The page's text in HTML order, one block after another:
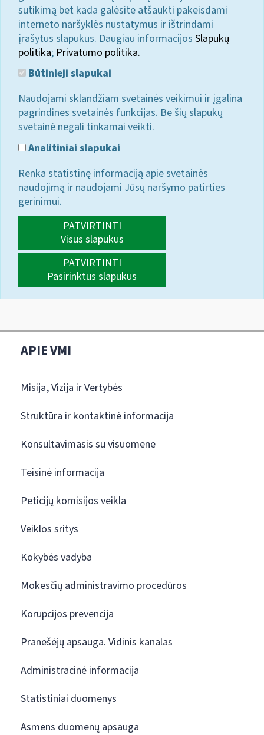
sutikimą bet kada galėsite atšaukti pakeisdami
interneto naršyklės nustatymus ir ištrindami
įrašytus slapukus. Daugiau informacijos Slapukų
politika; Privatumo politika.
Būtinieji slapukai
Naudojami sklandžiam svetainės veikimui ir įgalina
pagrindines svetainės funkcijas. Be šių slapukų
svetainė negali tinkamai veikti.
Analitiniai slapukai
Renka statistinę informaciją apie svetainės
naudojimą ir naudojami Jūsų naršymo patirties
gerinimui.
PATVIRTINTI
Visus slapukus
PATVIRTINTI
Pasirinktus slapukus
APIE VMI
Misija, Vizija ir Vertybės
Struktūra ir kontaktinė informacija
Konsultavimasis su visuomene
Teisinė informacija
Peticijų komisijos veikla
Veiklos sritys
Kokybės vadyba
Mokesčių administravimo procedūros
Korupcijos prevencija
Pranešėjų apsauga. Vidinis kanalas
Administracinė informacija
Statistiniai duomenys
Asmens duomenų apsauga